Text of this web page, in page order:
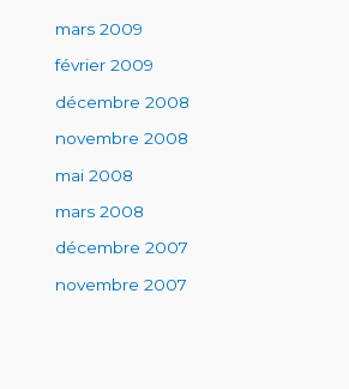
mars 2009
février 2009
décembre 2008
novembre 2008
mai 2008
mars 2008
décembre 2007
novembre 2007